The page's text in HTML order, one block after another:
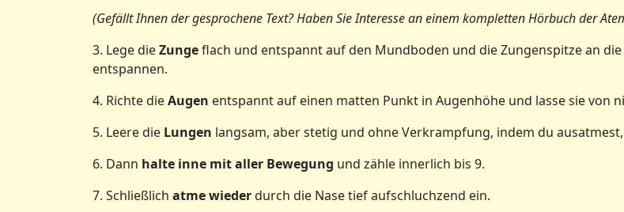
(Gefällt Ihnen der gesprochene Text? Haben Sie Interesse an einem kompletten Hörbuch der
3. Lege dieZungeflach und entspannt auf den Mundboden und die Zungenspitze an
entspannen.
4. Richte dieAugen entspannt auf einen matten Punkt in Augenhöhe und lasse sie von
5. Leere die Lungen langsam, aber stetig und ohne Verkrampfung, indem du
6. Dann halte inne mit aller Bewegung und zähle innerlich bis 9.
7. Schließlich atme wiederdurch die Nase tief aufschluchzend ein.